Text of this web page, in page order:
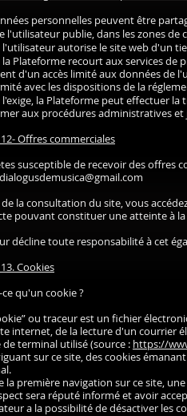
personnelles peuvent être
l'utilisateur publie, dans les zones de
autorise le site web d'un
Plateforme recourt aux services de
d'un accès limité aux données de
avec les dispositions de la
l'exige, la Plateforme peut effectuer
aux procédures administratives et
Offres commerciales
susceptible de recevoir des offres
de la consultation du site, vous
pouvant constituer une atteinte à
décline toute responsabilité à cet
Cookies
qu'un cookie ?
ou traceur est un fichier
internet, de la lecture d'un courrier
de terminal utilisé (source : https://
sur ce site, des cookies
la première navigation sur ce site,
sera réputé informé et avoir
a la possibilité de désactiver les